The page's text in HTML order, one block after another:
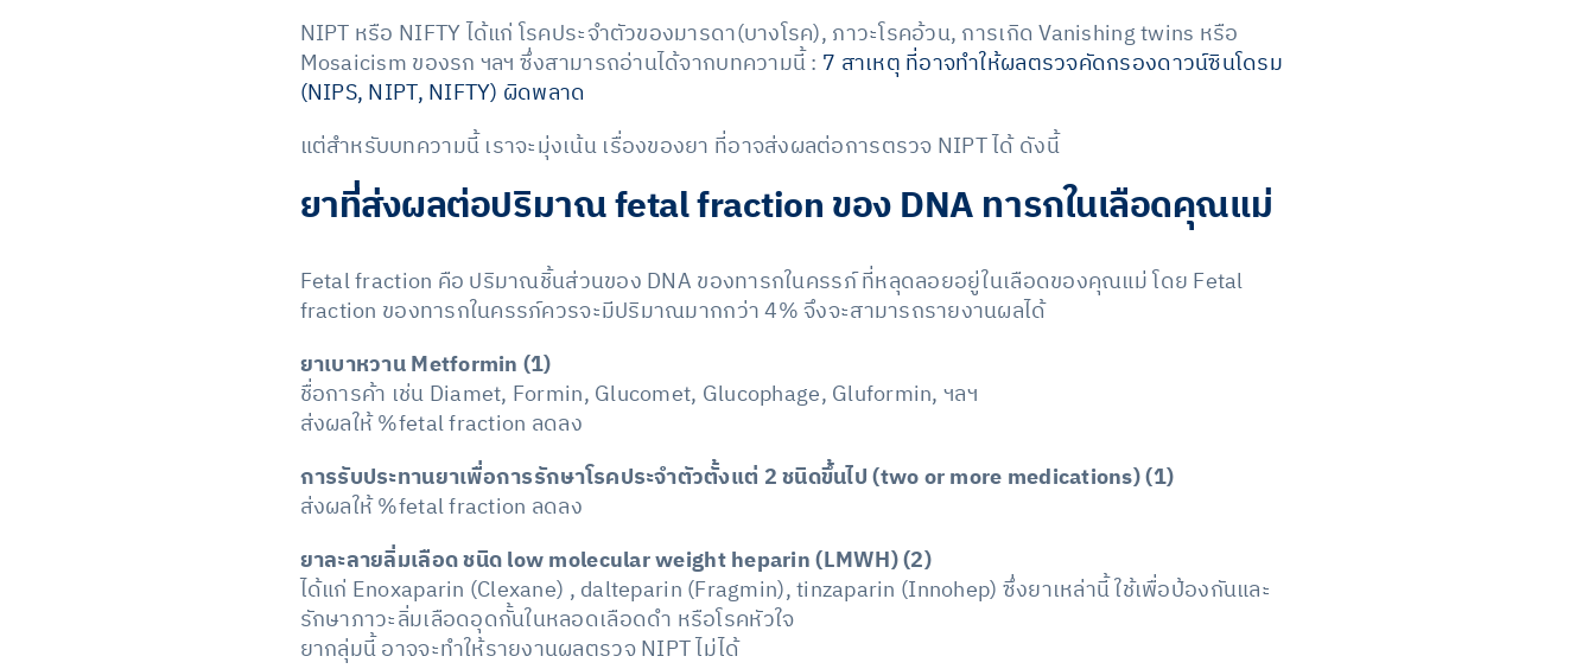
NIPT หรือ NIFTY ได้แก่ โรคประจำตัวของมารดา(บางโรค), ภาวะโรคอ้วน, การเกิด Vanishing twins หรือ
Mosaicism ของรก ฯลฯ ซึ่งสามารถอ่านได้จากบทความนี้ : 7 สาเหตุ ที่อาจทำให้ผลตรวจคัดกรองดาวน์ซินโดรม
(NIPS, NIPT, NIFTY) ผิดพลาด
แต่สำหรับบทความนี้ เราจะมุ่งเน้น เรื่องของยา ที่อาจส่งผลต่อการตรวจ NIPT ได้ ดังนี้
ยาที่ส่งผลต่อปริมาณ fetal fraction ของ DNA ทารกในเลือดคุณแม่
Fetal fraction คือ ปริมาณชิ้นส่วนของ DNA ของทารกในครรภ์ ที่หลุดลอยอยู่ในเลือดของคุณแม่ โดย Fetal
fraction ของทารกในครรภ์ควรจะมีปริมาณมากกว่า 4% จึงจะสามารถรายงานผลได้
ยาเบาหวาน Metformin (1)
ชื่อการค้า เช่น Diamet, Formin, Glucomet, Glucophage, Gluformin, ฯลฯ
ส่งผลให้ %fetal fraction ลดลง
การรับประทานยาเพื่อการรักษาโรคประจำตัวตั้งแต่ 2 ชนิดขึ้นไป (two or more medications) (1)
ส่งผลให้ %fetal fraction ลดลง
ยาละลายลิ่มเลือด ชนิด low molecular weight heparin (LMWH)(2)
ได้แก่ Enoxaparin (Clexane) , dalteparin (Fragmin), tinzaparin (Innohep) ซึ่งยาเหล่านี้ ใช้เพื่อป้องกันและ
รักษาภาวะลิ่มเลือดอุดกั้นในหลอดเลือดดำ หรือโรคหัวใจ
ยากลุ่มนี้ อาจจะทำให้รายงานผลตรวจ NIPT ไม่ได้